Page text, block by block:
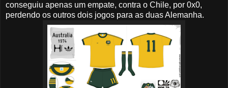
conseguiu apenas um empate, contra o Chile, por 0x0,
perdendo os outros dois jogos para as duas Alemanha.